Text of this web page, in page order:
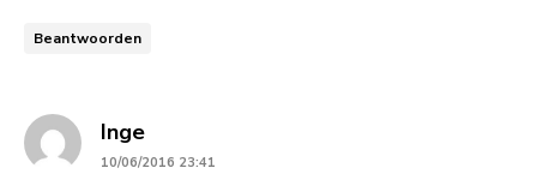
Beantwoorden
Ingesays:
10/06/2016 23:41